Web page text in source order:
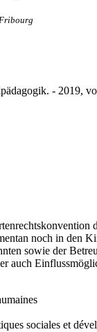
- 2019,
noch in den
sowie der
auch
sociales et